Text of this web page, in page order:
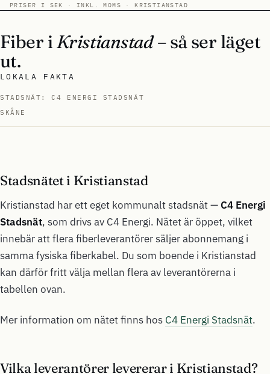
PRISER I SEK · INKL. MOMS · KRISTIANSTAD
Fiber iKristianstad– så ser läget
ut.
LOKALA FAKTA
STADSNÄT: C4 ENERGI STADSNÄT
SKÅNE
Stadsnätet i Kristianstad
Kristianstad har ett eget kommunalt stadsnät — C4 Energi
Stadsnät, som drivs av C4 Energi. Nätet är öppet, vilket
innebär att flera fiberleverantörer säljer abonnemang i
samma fysiska fiberkabel. Du som boende i Kristianstad
kan därför fritt välja mellan flera av leverantörerna i
tabellen ovan.
Mer information om nätet finns hos C4 Energi Stadsnät.
Vilka leverantörer levererar i Kristianstad?